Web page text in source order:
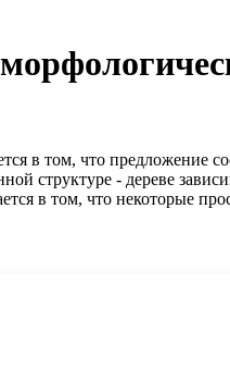
в том, что предложение
структуре - дереве
в том, что некоторые